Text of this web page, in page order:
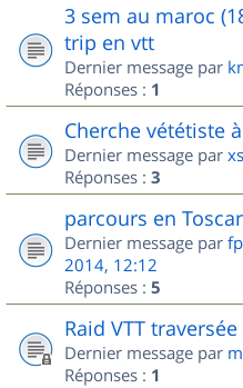
3 sem au maroc
trip en vtt
Dernier message par
Réponses : 1
Cherche vététiste
Dernier message par
Réponses : 3
parcours en
Dernier message par
2014, 12:12
Réponses : 5
Raid VTT
Dernier message par
Réponses : 1